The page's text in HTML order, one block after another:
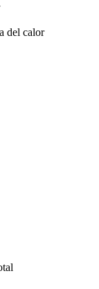
del calor